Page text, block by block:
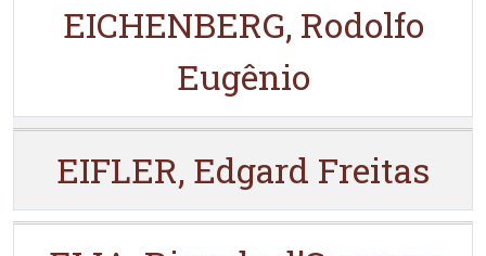
EICHENBERG, Rodolfo
Eugênio
EIFLER, Edgard Freitas